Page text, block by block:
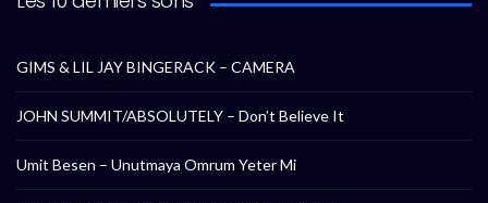
GIMS & LIL JAY BINGERACK – CAMERA
JOHN SUMMIT/ABSOLUTELY – Don’t Believe It
Umit Besen – Unutmaya Omrum Yeter Mi